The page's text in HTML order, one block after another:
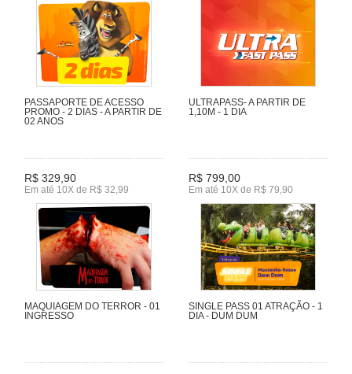
PASSAPORTE DE ACESSO
PROMO - 2 DIAS - A PARTIR DE
02 ANOS
R$ 329,90
Em até 10X de R$ 32,99
ULTRAPASS- A PARTIR DE
1,10M - 1 DIA
R$ 799,00
Em até 10X de R$ 79,90
MAQUIAGEM DO TERROR - 01
INGRESSO
SINGLE PASS 01 ATRAÇÃO - 1
DIA - DUM DUM